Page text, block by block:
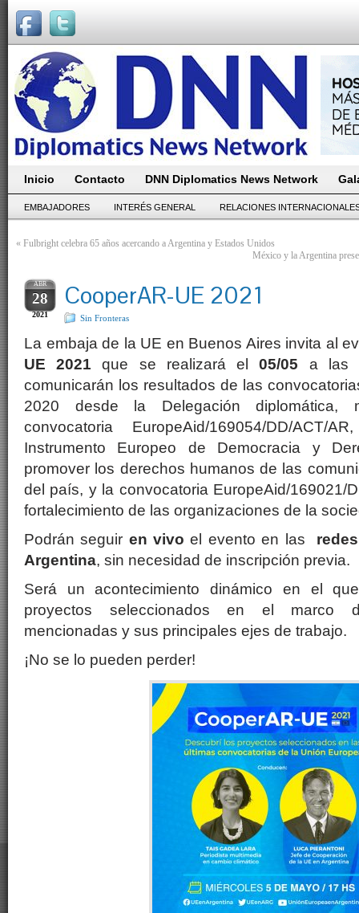
Inicio Contacto DNN Diplomatics News Network
EMBAJADORES INTERÉS GENERAL RELACIONES
« Fulbright celebra 65 años acercando a Argentina y Estados Unidos
México y la Argentina
ABR
28
2021
CooperAR-UE 2021
Sin Fronteras
La embaja de la UE en Buenos Aires invita al
UE 2021que se realizará el05/05 a las
comunicarán los resultados de las
2020 desde la Delegación diplomática,
convocatoria EuropeAid/169054/DD/
Instrumento Europeo de Democracia y
promover los derechos humanos de las
del país, y la convocatoria EuropeAid/169021/
fortalecimiento de las organizaciones de la
Podrán seguir en vivo el evento en las
Argentina, sin necesidad de inscripción previa.
Será un acontecimiento dinámico en el
proyectos seleccionados en el marco
mencionadas y sus principales ejes de trabajo.
¡No se lo pueden perder!